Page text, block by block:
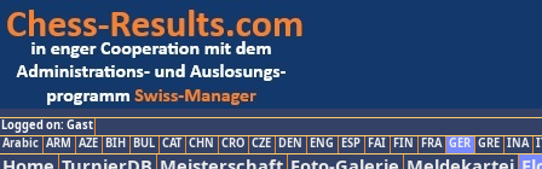
Logged on: Gast
Arabic ARM AZE BIH BUL CAT CHN CRO CZE DEN ENG ESP FAI FIN FRA GER GRE INA